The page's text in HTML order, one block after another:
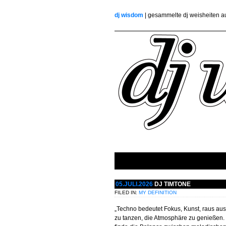
dj wisdom | gesammelte dj weisheiten
05.JULI.2026 DJ TIMTONE
FILED IN: MY DEFINITION
„Techno bedeutet Fokus, Kunst, raus
zu tanzen, die Atmosphäre zu